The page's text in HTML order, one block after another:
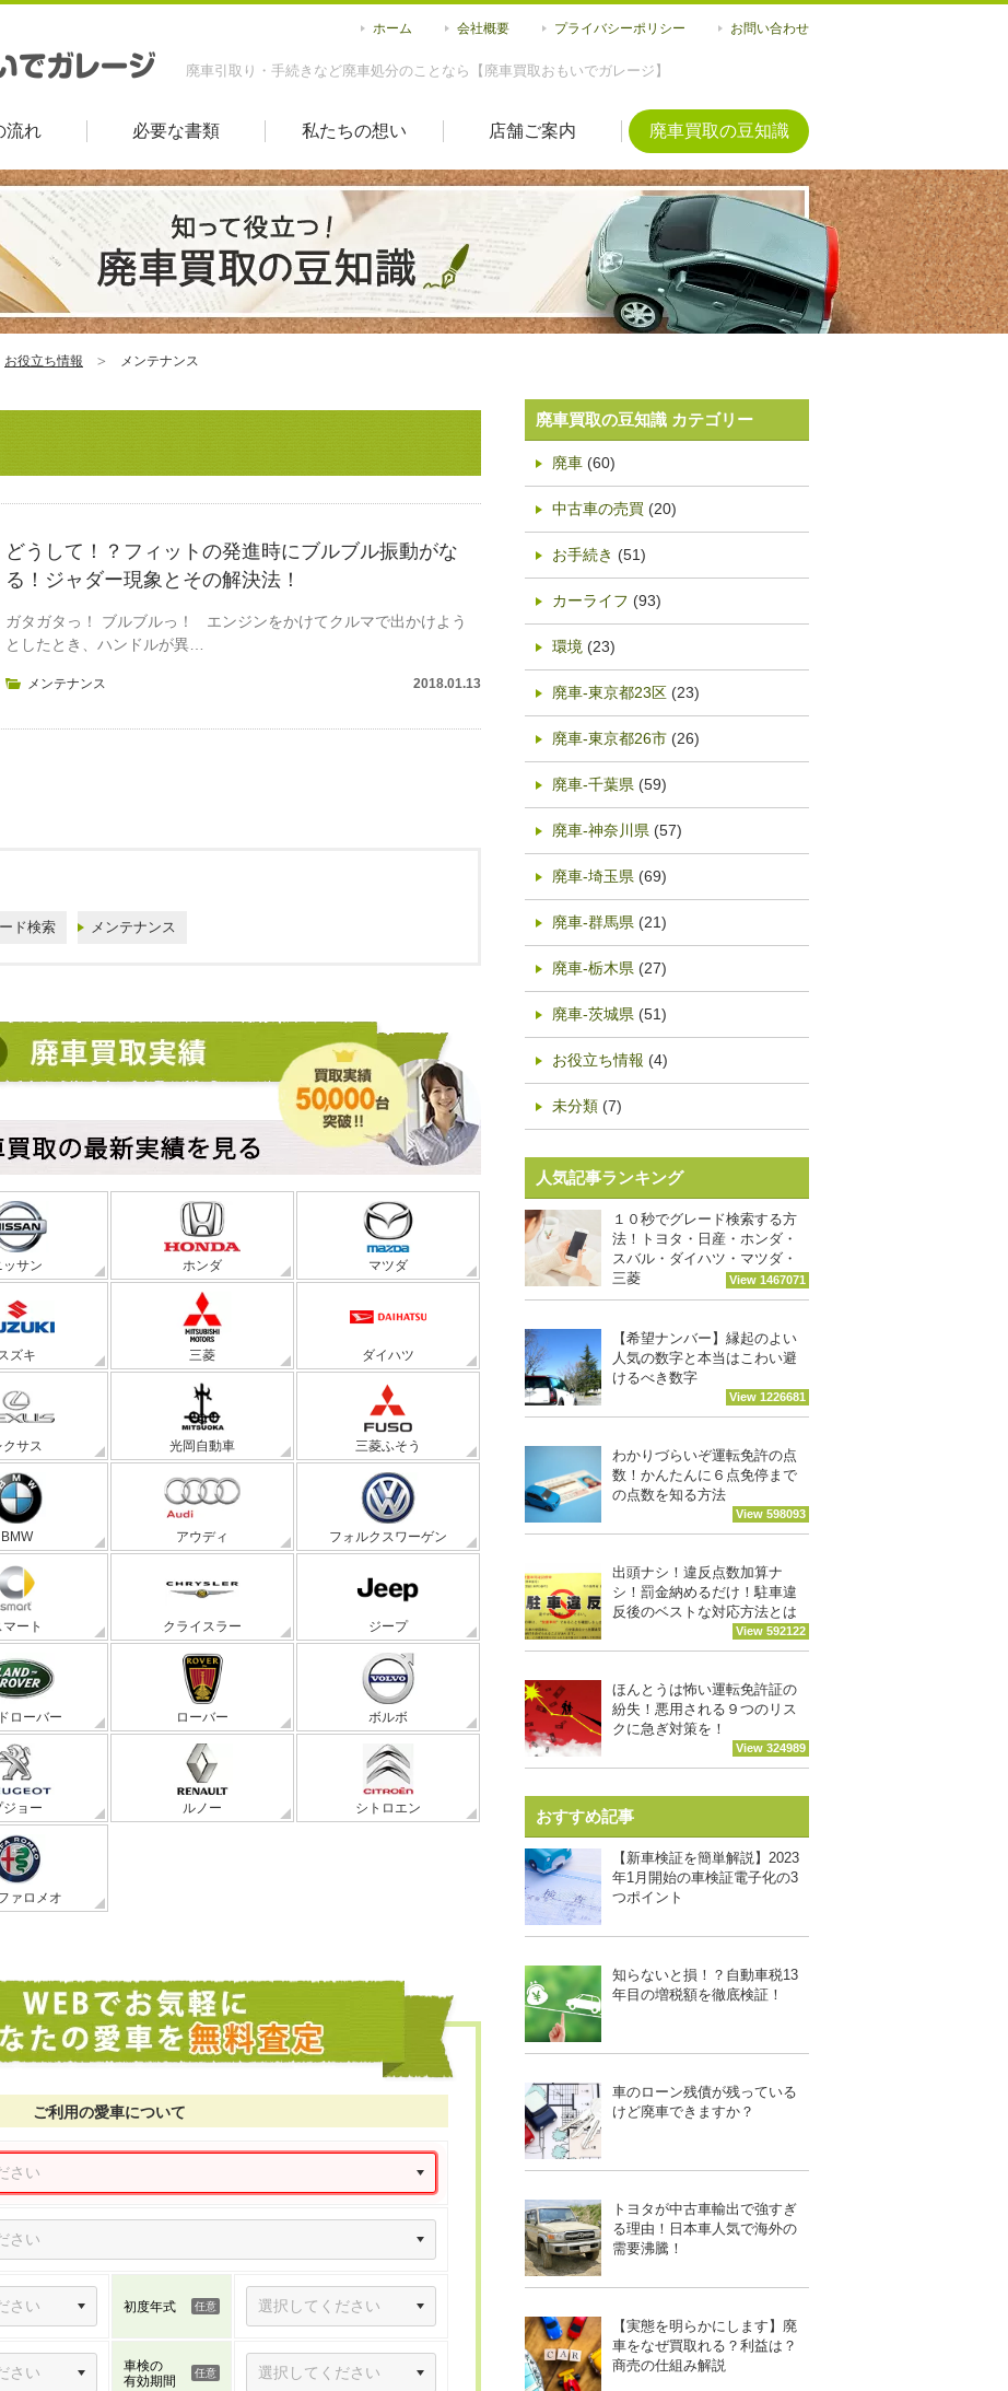
廃車引取り・手続きなど廃車処分のことなら【廃車買取おもいでガレージ】
ホーム 会社概要 プライバシーポリシー お問い合わせ
流れ 必要な書類 私たちの想い 店舗ご案内 廃車買取の豆知識
お役立ち情報 メンテナンス
どうして！？フィットの発進時にブルブル振動がな
る！ジャダー現象とその解決法！
ガタガタっ！ ブルブルっ！ エンジンをかけてクルマで出かけよう
としたとき、ハンドルが異…
メンテナンス 2018.01.13
ド検索 メンテナンス
ッサン ホンダ マツダ
ズキ 三菱 ダイハツ
クサス 光岡自動車 三菱ふそう
BMW アウディ フォルクスワーゲン
マート クライスラー ジープ
ローバー ローバー ボルボ
ジョー ルノー シトロエン
ァロメオ
ご利用の愛車について
初度年式
車検の
有効期間
廃車買取の豆知識 カテゴリー
廃車 (60)
中古車の売買 (20)
お手続き (51)
カーライフ (93)
環境 (23)
廃車-東京都23区 (23)
廃車-東京都26市 (26)
廃車-千葉県 (59)
廃車-神奈川県 (57)
廃車-埼玉県 (69)
廃車-群馬県 (21)
廃車-栃木県 (27)
廃車-茨城県 (51)
お役立ち情報 (4)
未分類 (7)
人気記事ランキング
１０秒でグレード検索する方
法！トヨタ・日産・ホンダ・
スバル・ダイハツ・マツダ・
三菱
View 1467071
【希望ナンバー】縁起のよい
人気の数字と本当はこわい避
けるべき数字
View 1226681
わかりづらいぞ運転免許の点
数！かんたんに６点免停まで
の点数を知る方法
View 598093
出頭ナシ！違反点数加算ナ
シ！罰金納めるだけ！駐車違
反後のベストな対応方法とは
View 592122
ほんとうは怖い運転免許証の
紛失！悪用される９つのリス
クに急ぎ対策を！
View 324989
おすすめ記事
【新車検証を簡単解説】2023
年1月開始の車検証電子化の3
つポイント
知らないと損！？自動車税13
年目の増税額を徹底検証！
車のローン残債が残っている
けど廃車できますか？
トヨタが中古車輸出で強すぎ
る理由！日本車人気で海外の
需要沸騰！
【実態を明らかにします】廃
車をなぜ買取れる？利益は？
商売の仕組み解説